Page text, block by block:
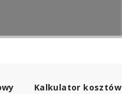
Kalkulator kosztów